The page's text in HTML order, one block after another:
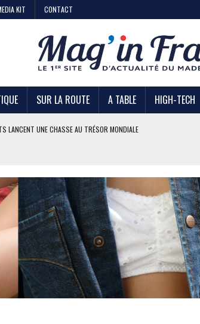
KIT CONTACT
SUR LA ROUTE A TABLE HIGH-TECH
FAIRE
ET KIABI
DE STRATÉGIE ?
AU TRÉSOR MONDIALE